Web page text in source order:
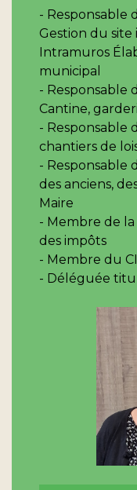
- Responsable
Gestion du
Intramuros
municipal
- Responsable
Cantine,
- Responsable
chantiers de
- Responsable
des anciens,
Maire
- Membre de
des impôts
- Membre du
- Déléguée